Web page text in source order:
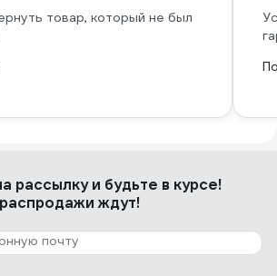
товар, который не был
рассылкуи будьте в курсе!
ждут!